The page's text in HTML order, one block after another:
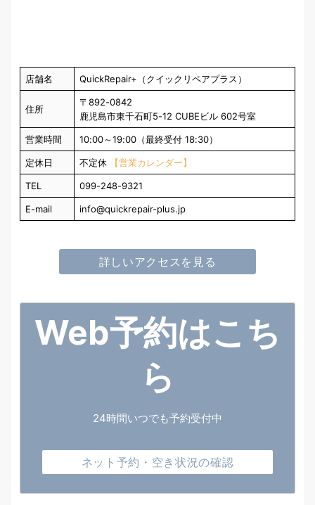
店舗名 QuickRepair+（クイックリペアプラス）
住所
〒892-0842
鹿児島市東千石町5-12 CUBEビル 602号室
営業時間 10:00～19:00（最終受付 18:30）
定休日 不定休 【営業カレンダー】
TEL 099-248-9321
E-mail info@quickrepair-plus.jp
詳しいアクセスを見る
Web予約はこち
ら
24時間いつでも予約受付中
ネット予約・空き状況の確認